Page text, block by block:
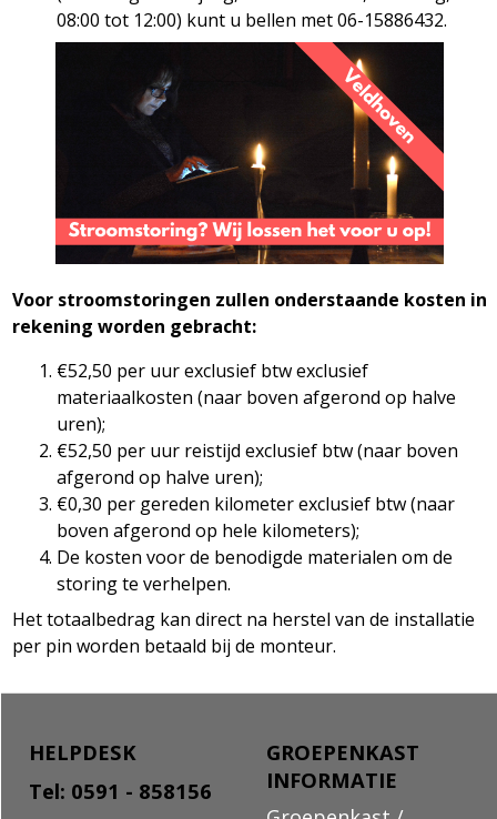
08:00 tot 12:00) kunt u bellen met 06-15886432.
Voor stroomstoringen zullen onderstaande kosten in
rekening worden gebracht:
€52,50 per uur exclusief btw exclusief
materiaalkosten (naar boven afgerond op halve
uren);
€52,50 per uur reistijd exclusief btw (naar boven
afgerond op halve uren);
€0,30 per gereden kilometer exclusief btw (naar
boven afgerond op hele kilometers);
De kosten voor de benodigde materialen om de
storing te verhelpen.
Het totaalbedrag kan direct na herstel van de installatie
per pin worden betaald bij de monteur.
GROEPENKAST
INFORMATIE
HELPDESK
Tel: 0591 - 858156